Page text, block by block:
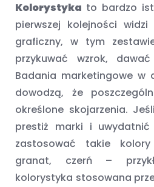
Kolorystyka to bardzo
pierwszej kolejności
graficzny, w tym
przykuwać wzrok,
Badania marketingowe w
dowodzą, że
określone skojarzenia.
prestiż marki i uwydatnić
zastosować takie
granat, czerń –
kolorystyka stosowana